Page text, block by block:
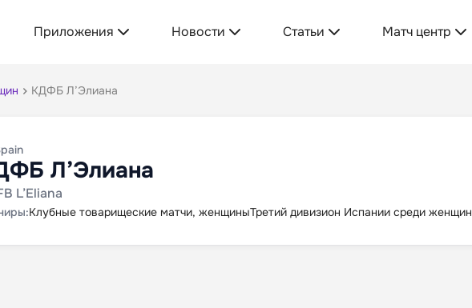
Приложения Новости Статьи Матч центр
КДФБ Л’Элиана
Л’Элиана
L’Eliana
Клубные товарищеские матчи, женщиныТретий дивизион Испании среди женщин